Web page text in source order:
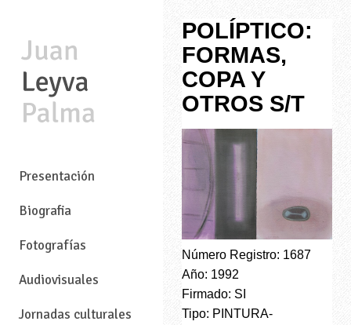
Presentación
Biografia
Fotografías
Audiovisuales
Jornadas culturales
POLÍPTICO:
FORMAS,
COPA Y
OTROS S/T
Número Registro: 1687
Año: 1992
Firmado: SI
Tipo: PINTURA-